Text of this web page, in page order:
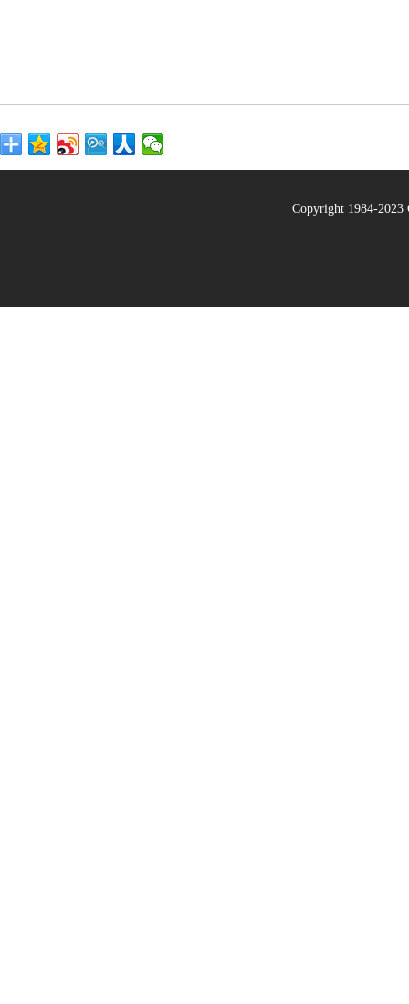
Copyright 1984-